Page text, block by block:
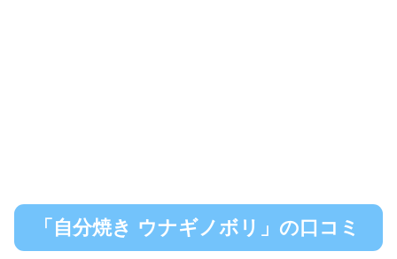
「自分焼き ウナギノボリ」の口コミ